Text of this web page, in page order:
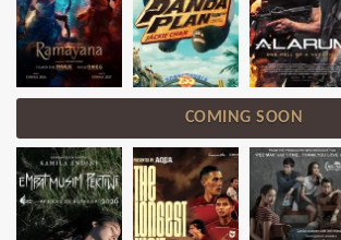
COMING SOON